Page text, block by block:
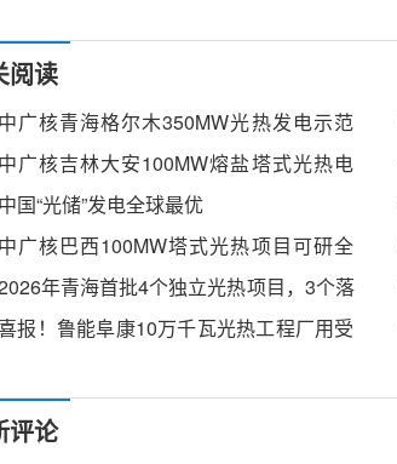
阅读
中广核青海格尔木350MW光热发电示范
项目初步设计技术服务（重新招标）
中广核吉林大安100MW熔盐塔式光热电
站完成基建施工
中国“光储”发电全球最优
中广核巴西100MW塔式光热项目可研全
面启动年青海首批4个独立光热项目，3个落
地格尔木
报！鲁能阜康10万千瓦光热工程厂用受
评论